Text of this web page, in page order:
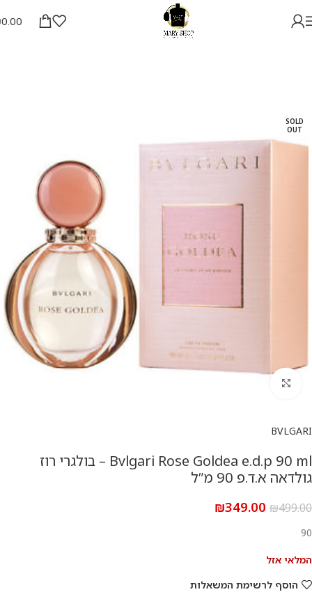
0.00
SOLD
OUT
BVLGARI
Bvlgari Rose Goldea e.d.p 90 ml – בולגרי רוז
גולדאה א.ד.פ 90 מ”ל
₪499.00
₪349.00
90
המלאי אזל
הוסף לרשימת המשאלות